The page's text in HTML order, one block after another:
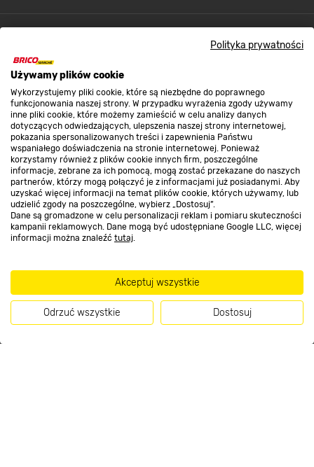
Polityka prywatności
Używamy plików cookie
Wykorzystujemy pliki cookie, które są niezbędne do poprawnego
funkcjonowania naszej strony. W przypadku wyrażenia zgody używamy
inne pliki cookie, które możemy zamieścić w celu analizy danych
dotyczących odwiedzających, ulepszenia naszej strony internetowej,
pokazania spersonalizowanych treści i zapewnienia Państwu
wspaniałego doświadczenia na stronie internetowej. Ponieważ
korzystamy również z plików cookie innych firm, poszczególne
informacje, zebrane za ich pomocą, mogą zostać przekazane do naszych
partnerów, którzy mogą połączyć je z informacjami już posiadanymi. Aby
uzyskać więcej informacji na temat plików cookie, których używamy, lub
udzielić zgody na poszczególne, wybierz „Dostosuj”.
Dane są gromadzone w celu personalizacji reklam i pomiaru skuteczności
kampanii reklamowych. Dane mogą być udostępniane Google LLC, więcej
informacji można znaleźć tutaj.
Akceptuj wszystkie
Odrzuć wszystkie Dostosuj
Promocje
Nasze sklepy
O nas
Kontakt do sklepu
Dołącz do nas